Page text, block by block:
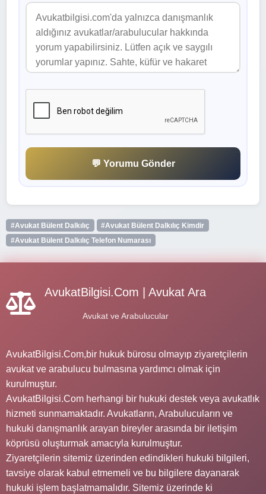
💬 Yorumu Gönder
#Avukat Bülent Dalkılıç
#Avukat Bülent Dalkılıç Kimdir
#Avukat Bülent Dalkılıç Telefon Numarası
AvukatBilgisi.Com | Avukat Ara
Avukat ve Arabulucular
AvukatBilgisi.Com,bir hukuk bürosu olmayıp ziyaretçilerin
avukat ve arabulucu bulmasına yardımcı olmak için
kurulmuştur.
AvukatBilgisi.Com herhangi bir hukuki destek veya avukatlık
hizmeti sunmamaktadır. Avukatların, Arabulucuların ve
hukuki danışmanlık arayan bireyler arasında bir iletişim
köprüsü oluşturmak amacıyla kurulmuştur.
Ziyaretçilerin sitemiz üzerinden edindikleri hukuki bilgileri,
tavsiye olarak kabul etmemeli ve bu bilgilere dayanarak
hukuki işlem başlatmamalıdır. Sitemiz üzerinde ki